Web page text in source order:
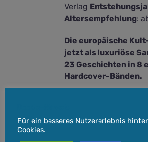
Verlag
Altersempfehlung:
Die europäische
jetzt als luxuriöse
23 Geschichten in 8
Hardcover-Bänden.
verschwinden. Bevor
Für ein besseres Nutzererlebnis
Cookies.